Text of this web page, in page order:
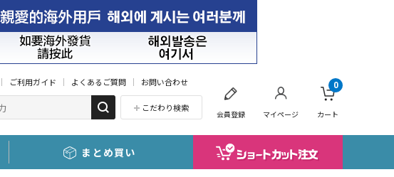
ご利用ガイド よくあるご質問 お問い合わせ
こだわり検索
会員登録 マイページ カート
0
まとめ買い